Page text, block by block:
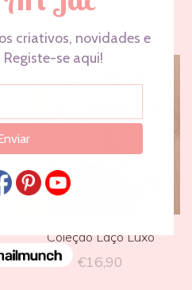
gostar…
Coleção Laço Luxo
€16,90